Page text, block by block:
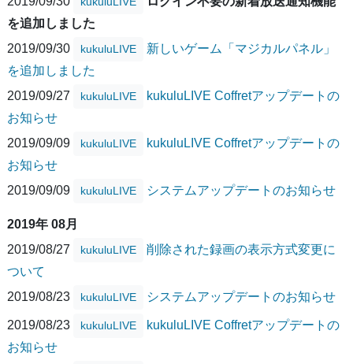
を追加しました
2019/09/30
kukuluLIVE
新しいゲーム「マジカルパネル」
を追加しました
2019/09/27
kukuluLIVE
kukuluLIVE Coffretアップデートの
お知らせ
2019/09/09
kukuluLIVE
kukuluLIVE Coffretアップデートの
お知らせ
2019/09/09
kukuluLIVE システムアップデートのお知らせ
2019年 08月
2019/08/27
kukuluLIVE
削除された録画の表示方式変更に
ついて
2019/08/23
kukuluLIVE システムアップデートのお知らせ
2019/08/23 kukuluLIVE
kukuluLIVE Coffretアップデートの
お知らせ